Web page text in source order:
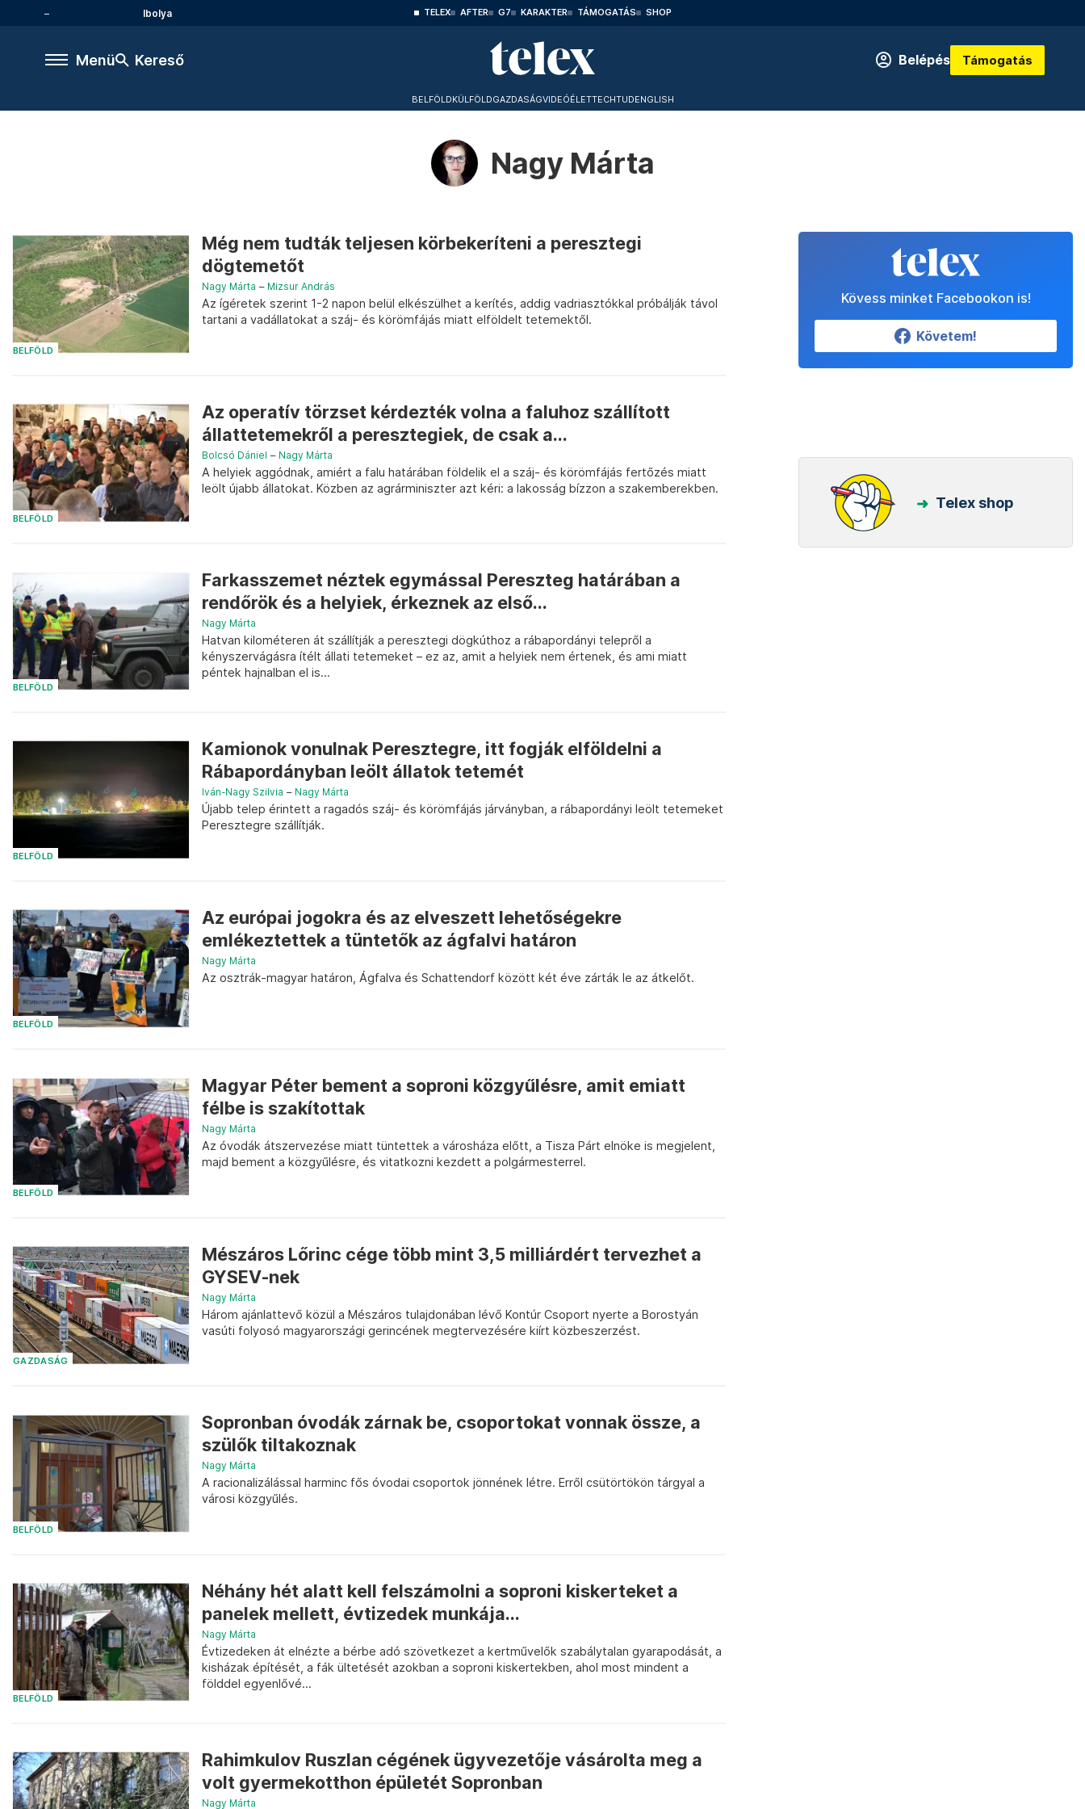
Ibolya TELEX AFTER G7 KARAKTER TÁMOGATÁS SHOP
Menü Kereső Belépés Támogatás
BELFÖLDKÜLFÖLDGAZDASÁGVIDEÓÉLETTECHTUDENGLISH
Nagy Márta
BELFÖLD
Még nem tudták teljesen körbekeríteni a peresztegi
dögtemetőt
Nagy Márta – Mizsur András
Az ígéretek szerint 1-2 napon belül elkészülhet a kerítés, addig vadriasztókkal próbálják távol
tartani a vadállatokat a száj- és körömfájás miatt elföldelt tetemektől.
BELFÖLD
Az operatív törzset kérdezték volna a faluhoz szállított
állattetemekről a peresztegiek, de csak a...
Bolcsó Dániel – Nagy Márta
A helyiek aggódnak, amiért a falu határában földelik el a száj- és körömfájás fertőzés miatt
leölt újabb állatokat. Közben az agrárminiszter azt kéri: a lakosság bízzon a szakemberekben.
BELFÖLD
Farkasszemet néztek egymással Pereszteg határában a
rendőrök és a helyiek, érkeznek az első...
Nagy Márta
Hatvan kilométeren át szállítják a peresztegi dögkúthoz a rábapordányi telepről a
kényszervágásra ítélt állati tetemeket – ez az, amit a helyiek nem értenek, és ami miatt
péntek hajnalban el is...
BELFÖLD
Kamionok vonulnak Peresztegre, itt fogják elföldelni a
Rábapordányban leölt állatok tetemét
Iván-Nagy Szilvia – Nagy Márta
Újabb telep érintett a ragadós száj- és körömfájás járványban, a rábapordányi leölt tetemeket
Peresztegre szállítják.
BELFÖLD
Az európai jogokra és az elveszett lehetőségekre
emlékeztettek a tüntetők az ágfalvi határon
Nagy Márta
Az osztrák-magyar határon, Ágfalva és Schattendorf között két éve zárták le az átkelőt.
BELFÖLD
Magyar Péter bement a soproni közgyűlésre, amit emiatt
félbe is szakítottak
Nagy Márta
Az óvodák átszervezése miatt tüntettek a városháza előtt, a Tisza Párt elnöke is megjelent,
majd bement a közgyűlésre, és vitatkozni kezdett a polgármesterrel.
GAZDASÁG
Mészáros Lőrinc cége több mint 3,5 milliárdért tervezhet a
GYSEV-nek
Nagy Márta
Három ajánlattevő közül a Mészáros tulajdonában lévő Kontúr Csoport nyerte a Borostyán
vasúti folyosó magyarországi gerincének megtervezésére kiírt közbeszerzést.
BELFÖLD
Sopronban óvodák zárnak be, csoportokat vonnak össze, a
szülők tiltakoznak
Nagy Márta
A racionalizálással harminc fős óvodai csoportok jönnének létre. Erről csütörtökön tárgyal a
városi közgyűlés.
BELFÖLD
Néhány hét alatt kell felszámolni a soproni kiskerteket a
panelek mellett, évtizedek munkája...
Nagy Márta
Évtizedeken át elnézte a bérbe adó szövetkezet a kertművelők szabálytalan gyarapodását, a
kisházak építését, a fák ültetését azokban a soproni kiskertekben, ahol most mindent a
földdel egyenlővé...
Rahimkulov Ruszlan cégének ügyvezetője vásárolta meg a
volt gyermekotthon épületét Sopronban
Nagy Márta
Kövess minket Facebookon is!
Követem!
Telex shop